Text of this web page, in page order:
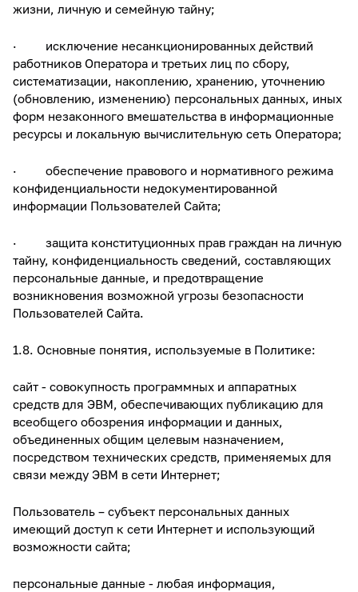
жизни, личную и семейную тайну;
· исключение несанкционированных действий
работников Оператора и третьих лиц по сбору,
систематизации, накоплению, хранению, уточнению
(обновлению, изменению) персональных данных, иных
форм незаконного вмешательства в информационные
ресурсы и локальную вычислительную сеть Оператора;
· обеспечение правового и нормативного режима
конфиденциальности недокументированной
информации Пользователей Сайта;
· защита конституционных прав граждан на личную
тайну, конфиденциальность сведений, составляющих
персональные данные, и предотвращение
возникновения возможной угрозы безопасности
Пользователей Сайта.
1.8. Основные понятия, используемые в Политике:
сайт - совокупность программных и аппаратных
средств для ЭВМ, обеспечивающих публикацию для
всеобщего обозрения информации и данных,
объединенных общим целевым назначением,
посредством технических средств, применяемых для
связи между ЭВМ в сети Интернет;
Пользователь – субъект персональных данных
имеющий доступ к сети Интернет и использующий
возможности сайта;
персональные данные - любая информация,